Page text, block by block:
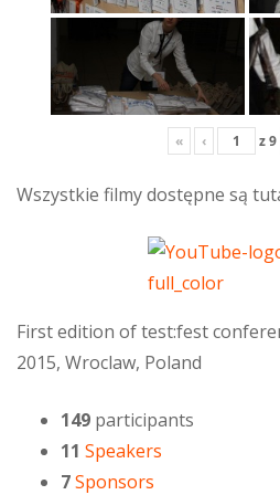
« ‹ z9
Wszystkie filmy dostępne są
First edition of test:fest
2015, Wroclaw, Poland
149 participants
11 Speakers
7Sponsors